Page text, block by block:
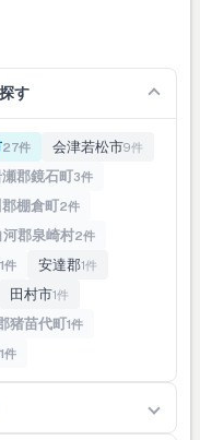
す
27件 会津若松市9件
郡鏡石町3件
棚倉町2件
郡泉崎村2件
1件 安達郡1件
田村市1件
猪苗代町1件
1件